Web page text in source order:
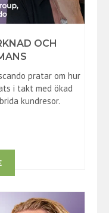
OCH
pratar om hur
i takt med ökad
kundresor.